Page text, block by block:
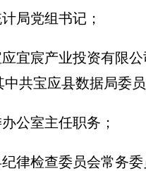
局党组书记；
宜宸产业投资有限
共宝应县数据局委
公室主任职务；
律检查委员会常务